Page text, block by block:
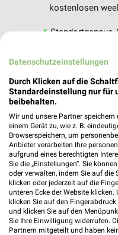
kostenlosen
✔Standortgenaue
Folge deinem
✔
Push-
Einkaufsliste -
JETZT
Weitere ZOO & Co.
Angeboten in und
1 Ergebnisse Ort mit
Datenschutzeinstellungen
Durch Klicken auf die
Standardeinstellung nur für
beibehalten.
Wir und unsere Partner
einem Gerät zu, wie z. B.
Browserspeichern, um
Anbieter verarbeiten Ihre
aufgrund eines berechtigten
Sie die „Einstellungen“. Sie
oder verwalten, indem Sie auf die
klicken oder jederzeit auf die
unteren Ecke der Website
klicken Sie auf den
und klicken Sie auf den
Sie Ihre Einwilligung widerrufen.
Partnern mitgeteilt und haben